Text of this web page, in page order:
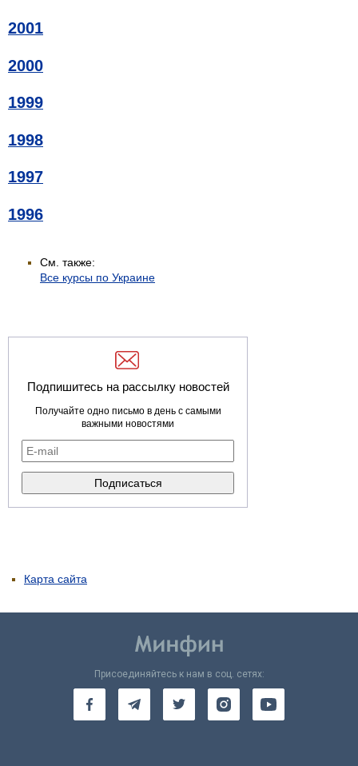
2001
2000
1999
1998
1997
1996
См. также:
Все курсы по Украине
Подпишитесь на рассылку новостей
Получайте одно письмо в день с самыми
важными новостями
Карта сайта
Присоединяйтесь к нам в соц. сетях: